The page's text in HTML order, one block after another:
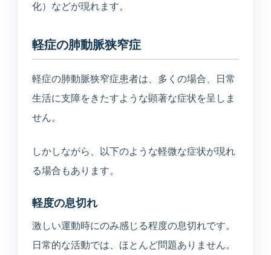
化）などが現れます。
軽症の肺動脈狭窄症
軽症の肺動脈狭窄症患者は、多くの場合、日常
生活に支障をきたすような顕著な症状を呈しま
せん。
しかしながら、以下のような軽微な症状が現れ
る場合もあります。
軽度の息切れ
激しい運動時にのみ感じる程度の息切れです。
日常的な活動では、ほとんど問題ありません。